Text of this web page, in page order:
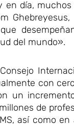
en día, muchos
Ghebreyesus,
del mundo».
con
un
de
así como en